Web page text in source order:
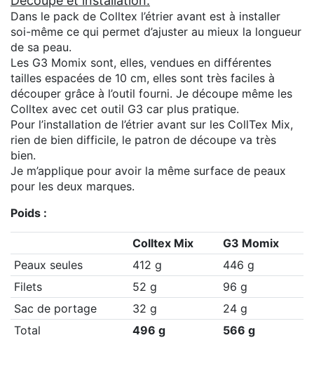
Dans le pack de Colltex l’étrier avant est à installer
soi-même ce qui permet d’ajuster au mieux la longueur
de sa peau.
Les G3 Momix sont, elles, vendues en différentes
tailles espacées de 10 cm, elles sont très faciles à
découper grâce à l’outil fourni. Je découpe même les
Colltex avec cet outil G3 car plus pratique.
Pour l’installation de l’étrier avant sur les CollTex Mix,
rien de bien difficile, le patron de découpe va très
bien.
Je m’applique pour avoir la même surface de peaux
pour les deux marques.
Poids :
Colltex Mix
G3 Momix
Peaux seules
412 g
446 g
Filets
52 g
96 g
Sac de portage
32 g
24 g
Total
496 g 566 g